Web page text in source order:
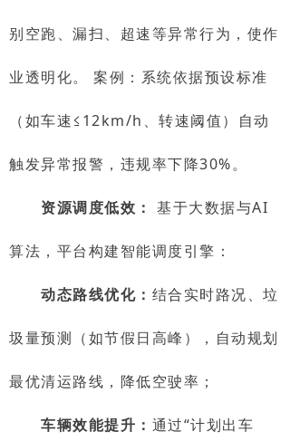
别空跑、漏扫、超速等异常行为，使作
业透明化。 案例：系统依据预设标准
（如车速≤12km/h、转速阈值）自动
触发异常报警，违规率下降30%。
资源调度低效： 基于大数据与AI
算法，平台构建智能调度引擎：
动态路线优化： 结合实时路况、垃
圾量预测（如节假日高峰），自动规划
最优清运路线，降低空驶率；
车辆效能提升： 通过“计划出车